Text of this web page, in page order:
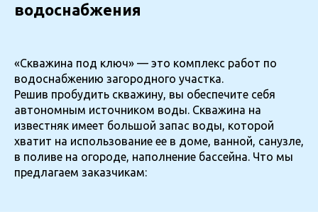
водоснабжения
«Скважина под ключ» — это комплекс работ по
водоснабжению загородного участка.
Решив пробудить скважину, вы обеспечите себя
автономным источником воды. Скважина на
известняк имеет большой запас воды, которой
хватит на использование ее в доме, ванной, санузле,
в поливе на огороде, наполнение бассейна. Что мы
предлагаем заказчикам: